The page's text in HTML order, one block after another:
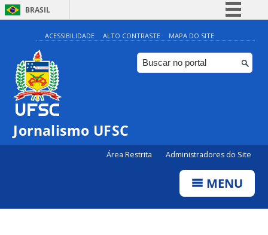
BRASIL
Simplifique!
Comunica BR
Participe
ACESSIBILIDADE ALTO CONTRASTE MAPA DO SITE
Jornalismo UFSC
Área Restrita Administradores do Site
MENU